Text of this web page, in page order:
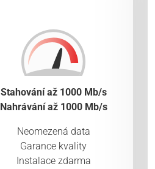
Stahování až 1000 Mb/s
Nahrávání až 1000 Mb/s
Neomezená data
Garance kvality
Instalace zdarma